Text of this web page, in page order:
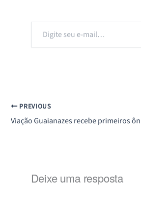
e-
PREVIOUS
Deixe uma resposta